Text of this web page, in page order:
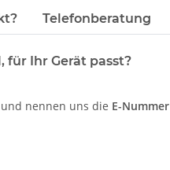
Telefonberatung
für Ihr Gerät passt?
nennen uns die E-Nummer